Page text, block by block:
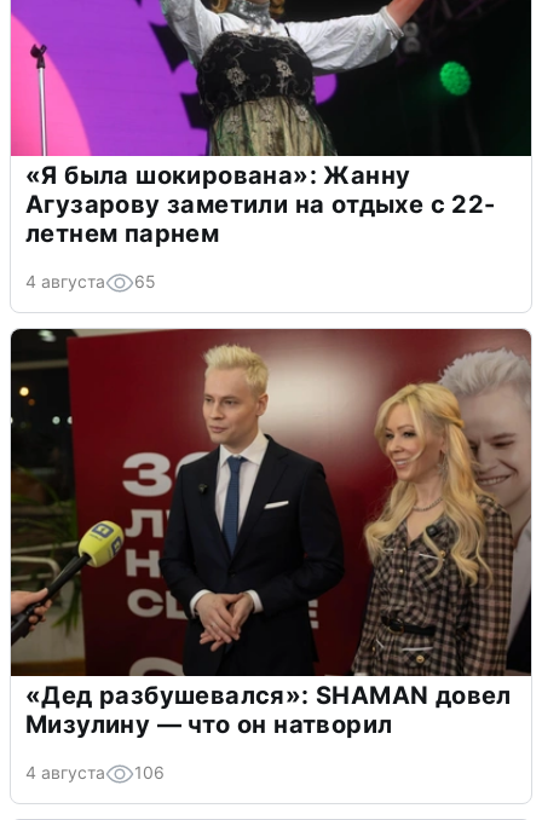
«Я была шокирована»: Жанну
Агузарову заметили на отдыхе с 22-
летнем парнем
4 августа 65
«Дед разбушевался»: SHAMAN довел
Мизулину — что он натворил
4 августа 106